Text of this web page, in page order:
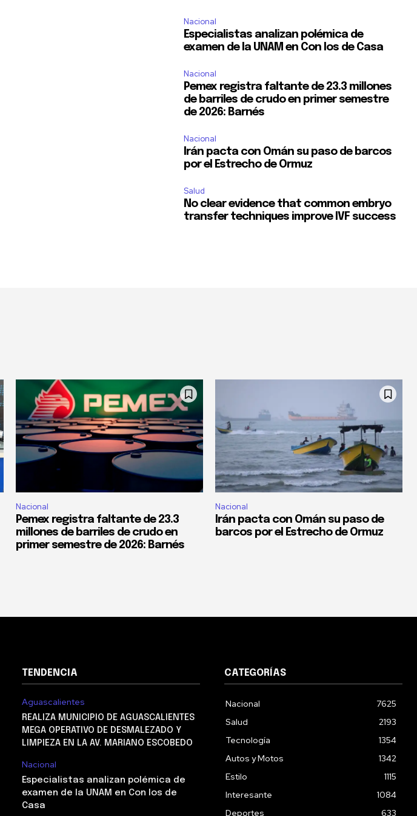
11,243
Seguidores
Nacional
Especialistas analizan polémica de
examen de la UNAM en Con los de Casa
Nacional
Pemex registra faltante de 23.3 millones
de barriles de crudo en primer semestre
de 2026: Barnés
Nacional
Irán pacta con Omán su paso de barcos
por el Estrecho de Ormuz
Salud
No clear evidence that common embryo
transfer techniques improve IVF success
Nacional
Pemex registra faltante de 23.3
millones de barriles de crudo en
primer semestre de 2026: Barnés
Nacional
Irán pacta con Omán su paso de
barcos por el Estrecho de Ormuz
TENDENCIA
Aguascalientes
REALIZA MUNICIPIO DE AGUASCALIENTES
MEGA OPERATIVO DE DESMALEZADO Y
LIMPIEZA EN LA AV. MARIANO ESCOBEDO
Nacional
Especialistas analizan polémica de
examen de la UNAM en Con los de
Casa
CATEGORÍAS
Nacional
7625
Salud
2193
Tecnología
1354
Autos y Motos
1342
Estilo
1115
Interesante
1084
Deportes
633